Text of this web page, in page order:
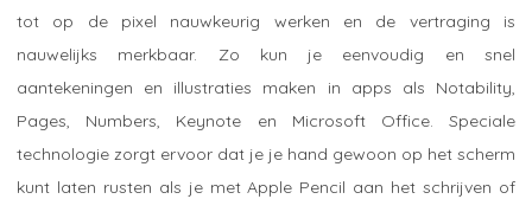
tot op de pixel nauwkeurig werken en de vertraging is
nauwelijks merkbaar. Zo kun je eenvoudig en snel
aantekeningen en illustraties maken in apps als Notability,
Pages, Numbers, Keynote en Microsoft Office. Speciale
technologie zorgt ervoor dat je je hand gewoon op het scherm
kunt laten rusten als je met Apple Pencil aan het schrijven of